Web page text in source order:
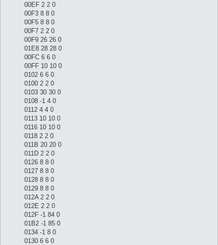
00EF 2 2 0
00F3 8 8 0
00F5 8 8 0
00F7 2 2 0
00F9 26 26 0
01E8 28 28 0
00FC 6 6 0
00FF 10 10 0
0102 6 6 0
0100 2 2 0
0103 30 30 0
0108 -1 4 0
0112 4 4 0
0113 10 10 0
0116 10 10 0
0118 2 2 0
011B 20 20 0
011D 2 2 0
0126 8 8 0
0127 8 8 0
0128 8 8 0
0129 8 8 0
012A 2 2 0
012E 2 2 0
012F -1 84 0
01B2 -1 85 0
0134 -1 8 0
0130 6 6 0